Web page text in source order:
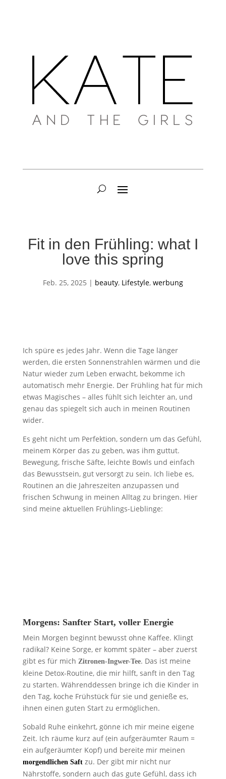
Fit in den Frühling: what I
love this spring
Feb. 25, 2025 | beauty, Lifestyle, werbung
Ich spüre es jedes Jahr. Wenn die Tage länger
werden, die ersten Sonnenstrahlen wärmen und die
Natur wieder zum Leben erwacht, bekomme ich
automatisch mehr Energie. Der Frühling hat für mich
etwas Magisches – alles fühlt sich leichter an, und
genau das spiegelt sich auch in meinen Routinen
wider.
Es geht nicht um Perfektion, sondern um das Gefühl,
meinem Körper das zu geben, was ihm guttut.
Bewegung, frische Säfte, leichte Bowls und einfach
das Bewusstsein, gut versorgt zu sein. Ich liebe es,
Routinen an die Jahreszeiten anzupassen und
frischen Schwung in meinen Alltag zu bringen. Hier
sind meine aktuellen Frühlings-Lieblinge:
Morgens: Sanfter Start, voller Energie
Mein Morgen beginnt bewusst ohne Kaffee. Klingt
radikal? Keine Sorge, er kommt später – aber zuerst
gibt es für mich Zitronen-Ingwer-Tee. Das ist meine
kleine Detox-Routine, die mir hilft, sanft in den Tag
zu starten. Währenddessen bringe ich die Kinder in
den Tag, koche Frühstück für sie und genieße es,
ihnen einen guten Start zu ermöglichen.
Sobald Ruhe einkehrt, gönne ich mir meine eigene
Zeit. Ich räume kurz auf (ein aufgeräumter Raum =
ein aufgeräumter Kopf) und bereite mir meinen
morgendlichen Saftzu. Der gibt mir nicht nur
Nährstoffe, sondern auch das gute Gefühl, dass ich